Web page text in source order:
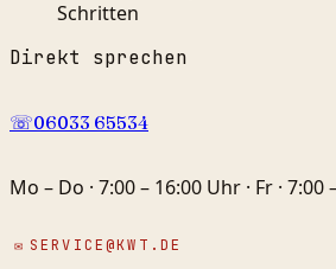
Schritten
Direkt sprechen
☏06033 65534
Mo – Do · 7:00 – 16:00 Uhr · Fr · 7:00
✉ SERVICE@KWT.DE